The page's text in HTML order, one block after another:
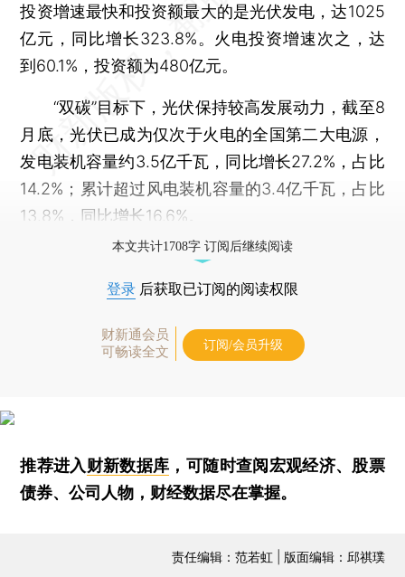
投资增速最快和投资额最大的是光伏发电，达1025
亿元，同比增长323.8%。火电投资增速次之，达
到60.1%，投资额为480亿元。
“双碳”目标下，光伏保持较高发展动力，截至8
月底，光伏已成为仅次于火电的全国第二大电源，
发电装机容量约3.5亿千瓦，同比增长27.2%，占比
14.2%；累计超过风电装机容量的3.4亿千瓦，占比
13.8%，同比增长16.6%。
本文共计1708字 订阅后继续阅读
登录 后获取已订阅的阅读权限
财新通会员
可畅读全文
订阅/会员升级
推荐进入财新数据库 ，可随时查阅宏观经济、股票
债券、公司人物，财经数据尽在掌握。
责任编辑：范若虹 | 版面编辑：邱祺璞